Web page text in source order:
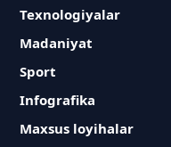
Texnologiyalar
Madaniyat
Sport
Infografika
Maxsus loyihalar